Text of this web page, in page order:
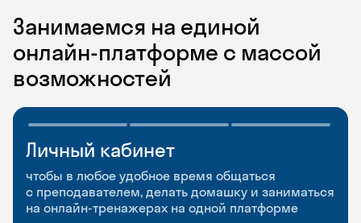
Занимаемся на единой
онлайн-платформе с массой
возможностей
Личный кабинет
чтобы в любое удобное время общаться
с преподавателем, делать домашку и заниматься
на онлайн-тренажерах на одной платформе
Мобильное
приложение
чтобы заниматься и изучать новые слова где
и когда удобно
Разговорные клубы
и Talks
Групповые занятия для разговорной практики
и индивидуальные встречи с преподавателями